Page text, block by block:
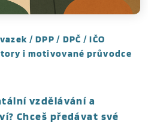
/ DPP / DPČ / IČO
i motivované průvodce
vzdělávání a
Chceš předávat své